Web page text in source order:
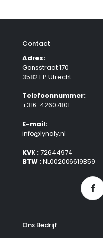
€ 44,95
Contact
Adres:
Gansstraat 170
3582 EP Utrecht
Telefoonnummer:
+316-42607801
E-mail:
info@lynaly.nl
KVK :72644974
BTW :NL002006619B59
Ons Bedrijf